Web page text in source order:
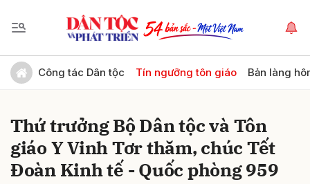
Công tác Dân tộc Tín ngưỡng tôn giáo Bản làng
Thứ trưởng Bộ Dân tộc và Tôn
giáo Y Vinh Tơr thăm, chúc Tết
Đoàn Kinh tế - Quốc phòng 959
Gửi bình luận